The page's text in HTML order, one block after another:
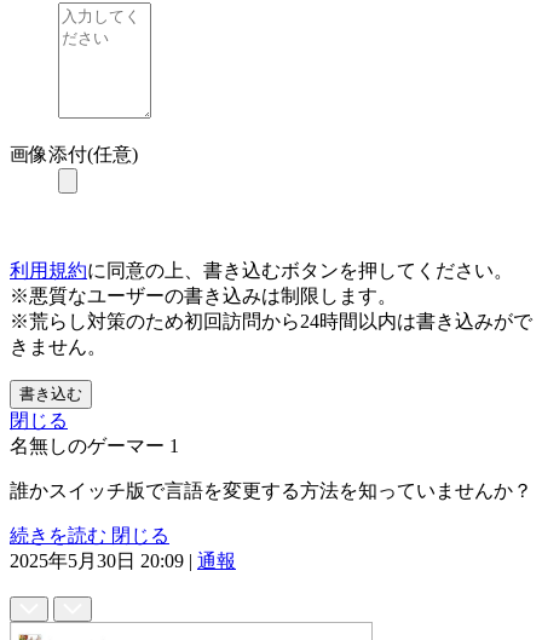
画像添付(任意)
利用規約に同意の上、書き込むボタンを押してください。
※悪質なユーザーの書き込みは制限します。
※荒らし対策のため初回訪問から24時間以内は書き込みがで
きません。
書き込む
閉じる
名無しのゲーマー 1
誰かスイッチ版で言語を変更する方法を知っていませんか？
続きを読む 閉じる
2025年5月30日 20:09 | 通報